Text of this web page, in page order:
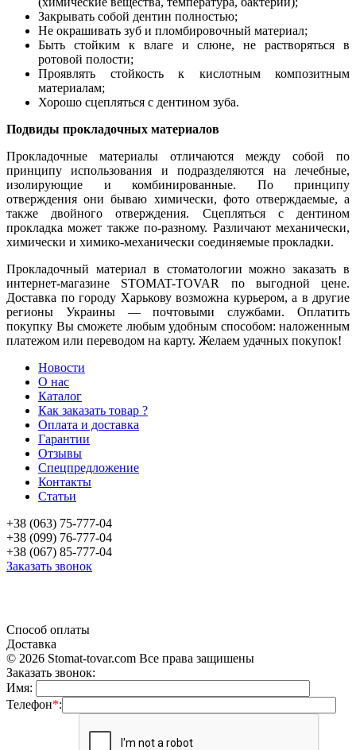
Закрывать собой дентин полностью;
Не окрашивать зуб и пломбировочный материал;
Быть стойким к влаге и слюне, не растворяться в
ротовой полости;
Проявлять стойкость к кислотным композитным
материалам;
Хорошо сцепляться с дентином зуба.
Подвиды прокладочных материалов
Прокладочные материалы отличаются между собой по
принципу использования и подразделяются на лечебные,
изолирующие и комбинированные. По принципу
отверждения они бываю химически, фото отверждаемые, а
также двойного отверждения. Сцепляться с дентином
прокладка может также по-разному. Различают механически,
химически и химико-механически соединяемые прокладки.
Прокладочный материал в стоматологии можно заказать в
интернет-магазине STOMAT-TOVAR по выгодной цене.
Доставка по городу Харькову возможна курьером, а в другие
регионы Украины — почтовыми службами. Оплатить
покупку Вы сможете любым удобным способом: наложенным
платежом или переводом на карту. Желаем удачных покупок!
Новости
О нас
Каталог
Как заказать товар ?
Оплата и доставка
Гарантии
Отзывы
Спецпредложение
Контакты
Статьи
+38 (063) 75-777-04
+38 (099) 76-777-04
+38 (067) 85-777-04
Заказать звонок
Способ оплаты
Доставка
© 2026 Stomat-tovar.com Все права защишены
Заказать звонок:
Имя:
Телефон*: